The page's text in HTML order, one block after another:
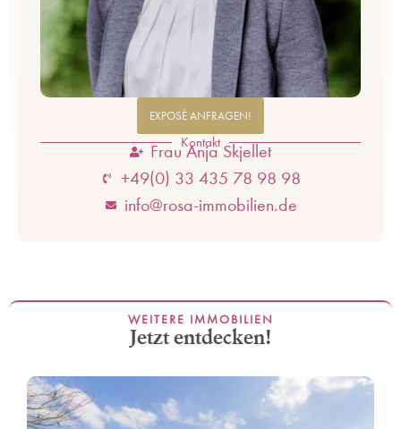
EXPOSÈ ANFRAGEN!
Kontakt
Frau Anja Skjellet
+49(0) 33 435 78 98 98
info@rosa-immobilien.de
WEITERE IMMOBILIEN
Jetzt entdecken!